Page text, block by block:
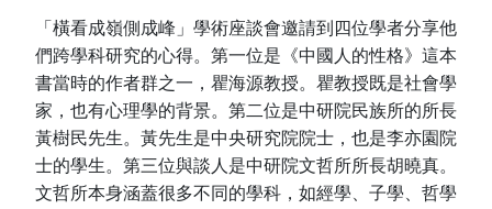
「橫看成嶺側成峰」學術座談會邀請到四位學者分享他
們跨學科研究的心得。第一位是《中國人的性格》這本
書當時的作者群之一，瞿海源教授。瞿教授既是社會學
家，也有心理學的背景。第二位是中研院民族所的所長
黃樹民先生。黃先生是中央研究院院士，也是李亦園院
士的學生。第三位與談人是中研院文哲所所長胡曉真。
文哲所本身涵蓋很多不同的學科，如經學、子學、哲學